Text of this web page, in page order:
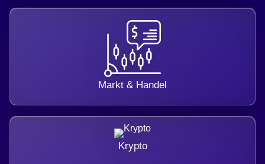
Markt & Handel
Krypto